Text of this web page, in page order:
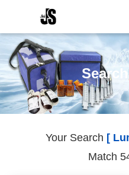
Your Search [
Match